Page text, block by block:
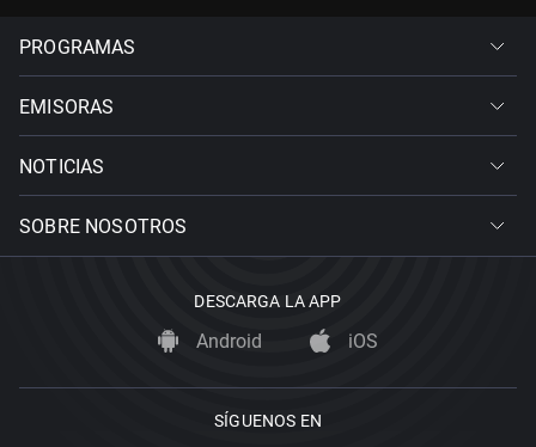
PROGRAMAS
EMISORAS
NOTICIAS
SOBRE NOSOTROS
DESCARGA LA APP
Android iOS
SÍGUENOS EN